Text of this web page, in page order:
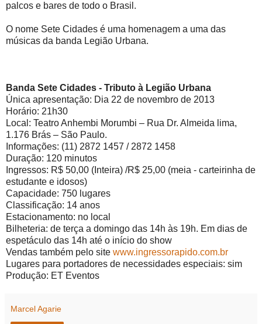
palcos e bares de todo o Brasil.
O nome Sete Cidades é uma homenagem a uma das
músicas da banda Legião Urbana.
Banda Sete Cidades - Tributo à Legião Urbana
Única apresentação: Dia 22 de novembro de 2013
Horário: 21h30
Local: Teatro Anhembi Morumbi – Rua Dr. Almeida lima,
1.176 Brás – São Paulo.
Informações: (11) 2872 1457 / 2872 1458
Duração: 120 minutos
Ingressos: R$ 50,00 (Inteira) /R$ 25,00 (meia - carteirinha de
estudante e idosos)
Capacidade: 750 lugares
Classificação: 14 anos
Estacionamento: no local
Bilheteria: de terça a domingo das 14h às 19h. Em dias de
espetáculo das 14h até o início do show
Vendas também pelo site www.ingressorapido.com.br
Lugares para portadores de necessidades especiais: sim
Produção: ET Eventos
Marcel Agarie